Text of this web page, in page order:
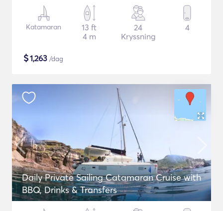
Katamaran
13 ft
4 m
24
Kryssning
4
$1,263 /dag
Daily Private Sailing Catamaran Cruise with
BBQ, Drinks & Transfers